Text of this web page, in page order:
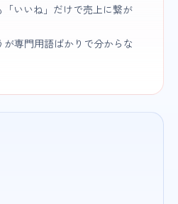
「いいね」だけで売上に繋が
が専門用語ばかりで分からな